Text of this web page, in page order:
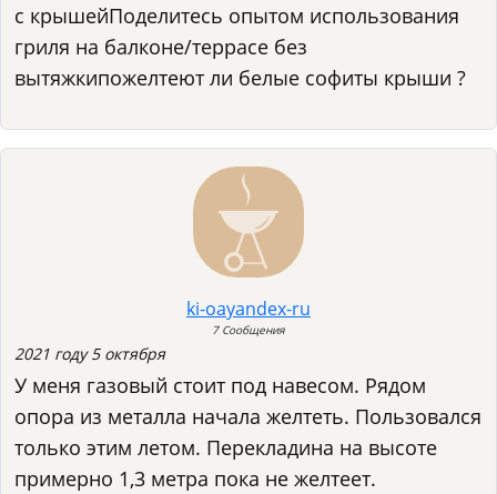
с крышейПоделитесь опытом использования
гриля на балконе/террасе без
вытяжкипожелтеют ли белые софиты крыши ?
ki-oayandex-ru
7 Сообщения
2021 году 5 октября
У меня газовый стоит под навесом. Рядом
опора из металла начала желтеть. Пользовался
только этим летом. Перекладина на высоте
примерно 1,3 метра пока не желтеет.